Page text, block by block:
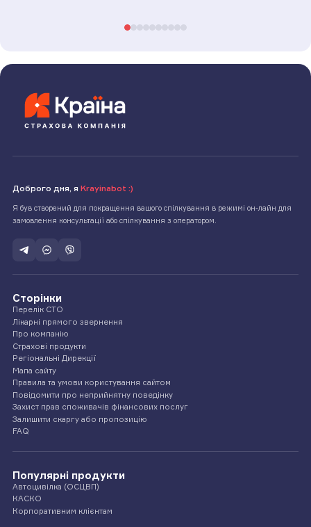
Доброго дня, я Krayinabot :)
Я був створений для покращення вашого спілкування в режимі он-лайн для
замовлення консультації або спілкування з оператором.
Сторінки
Перелік СТО
Лікарні прямого звернення
Про компанію
Страхові продукти
Регіональні Дирекції
Мапа сайту
Правила та умови користування сайтом
Повідомити про неприйнятну поведінку
Захист прав споживачів фінансових послуг
Залишити скаргу або пропозицію
FAQ
Популярні продукти
Автоцивілка (ОСЦВП)
КАСКО
Корпоративним клієнтам